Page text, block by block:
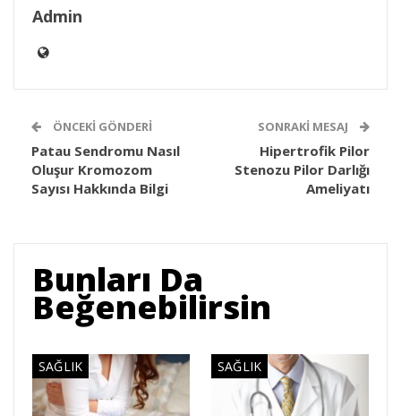
Admin
ÖNCEKI GÖNDERI
Patau Sendromu Nasıl
Oluşur Kromozom
Sayısı Hakkında Bilgi
SONRAKI MESAJ
Hipertrofik Pilor
Stenozu Pilor Darlığı
Ameliyatı
Bunları Da
Beğenebilirsin
SAĞLIK SAĞLIK